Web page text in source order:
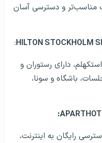
مناسب‌تر و دسترسی آسان
HILTON STOCKHOLM
:
استکهلم، دارای رستوران و
باشگاه و سونا،
دسترسی رایگان به اینترنت،